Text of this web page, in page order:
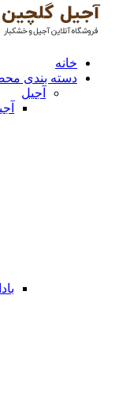
خانه
دسته بندی
آجیل